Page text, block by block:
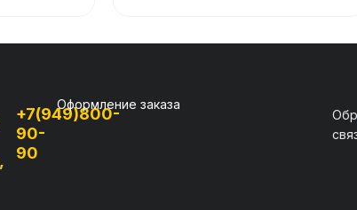
+7(949)800-
90-
90
Оформление заказа